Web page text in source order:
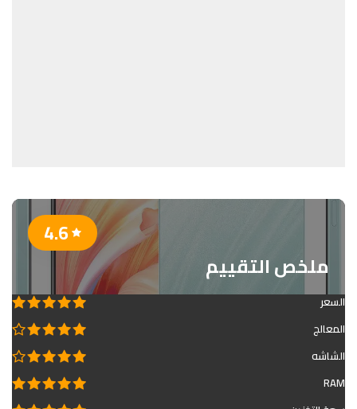
ملخص التقييم
4.6
السعر
المعالج
الشاشه
RAM